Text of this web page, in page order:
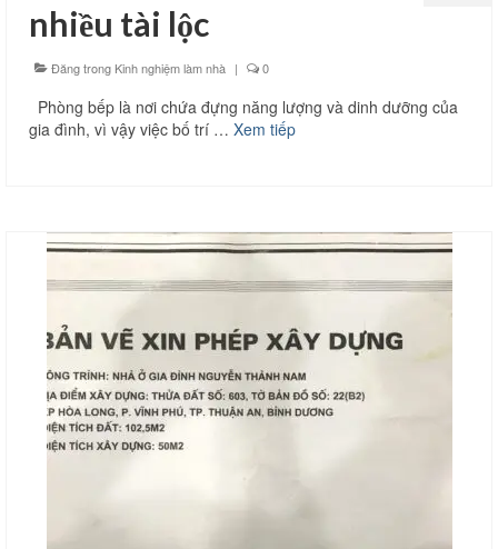
nhiều tài lộc
Đăng trong Kinh nghiệm làm nhà | 0
Phòng bếp là nơi chứa đựng năng lượng và dinh dưỡng của
gia đình, vì vậy việc bố trí … Xem tiếp